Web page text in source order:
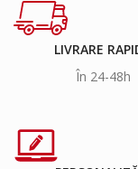
LIVRARE
În 24-48h